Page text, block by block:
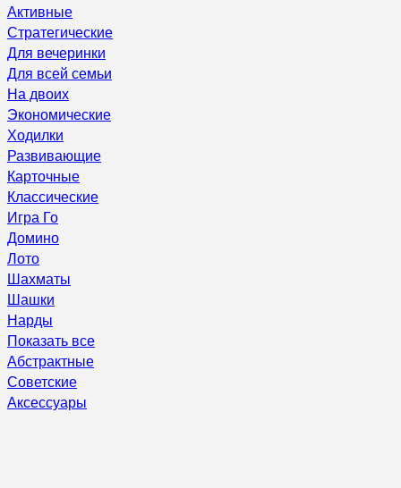
Активные
Стратегические
Для вечеринки
Для всей семьи
На двоих
Экономические
Ходилки
Развивающие
Карточные
Классические
Игра Го
Домино
Лото
Шахматы
Шашки
Нарды
Показать все
Абстрактные
Советские
Аксессуары